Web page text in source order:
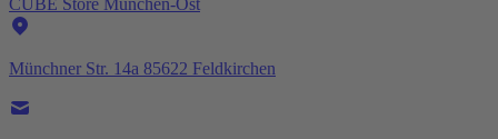
Münchner Str. 14a 85622 Feldkirchen